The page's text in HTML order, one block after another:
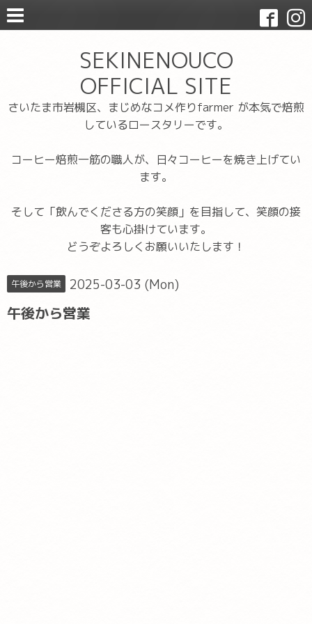
SEKINENOUCO
OFFICIAL SITE
さいたま市岩槻区、まじめなコメ作りfarmer が本気で焙煎
しているロースタリーです。
コーヒー焙煎一筋の職人が、日々コーヒーを焼き上げてい
ます。
そして「飲んでくださる方の笑顔」を目指して、笑顔の接
客も心掛けています。
どうぞよろしくお願いいたします！
午後から営業 2025-03-03 (Mon)
午後から営業